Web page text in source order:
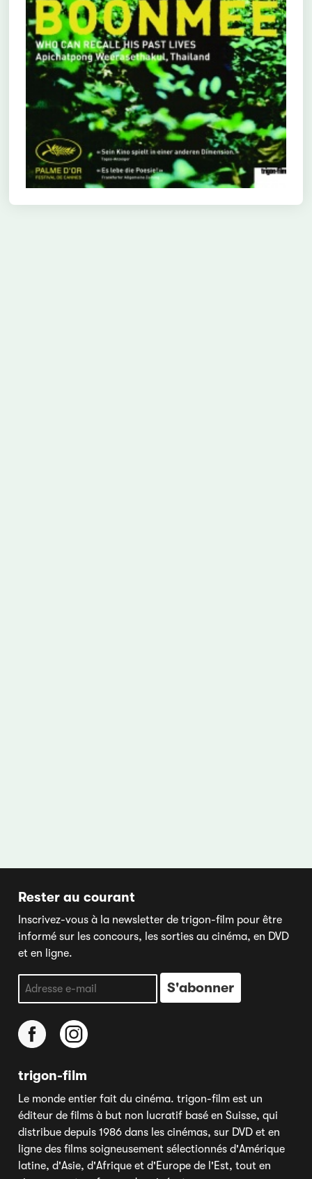
Rester au courant
Inscrivez-vous à la newsletter de trigon-film pour être
informé sur les concours, les sorties au cinéma, en DVD
et en ligne.
trigon-film
Le monde entier fait du cinéma. trigon-film est un
éditeur de films à but non lucratif basé en Suisse, qui
distribue depuis 1986 dans les cinémas, sur DVD et en
ligne des films soigneusement sélectionnés d'Amérique
latine, d'Asie, d'Afrique et d'Europe de l'Est, tout en